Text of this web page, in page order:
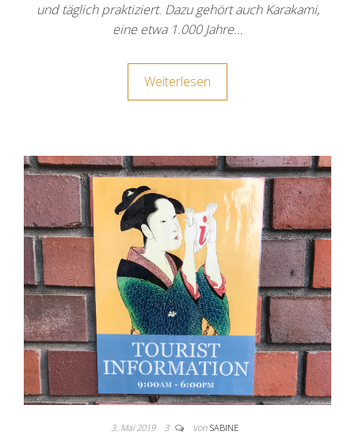
und täglich praktiziert. Dazu gehört auch Karakami,
eine etwa 1.000 Jahre…
Weiterlesen
3. Mai 2019 3 Von SABINE